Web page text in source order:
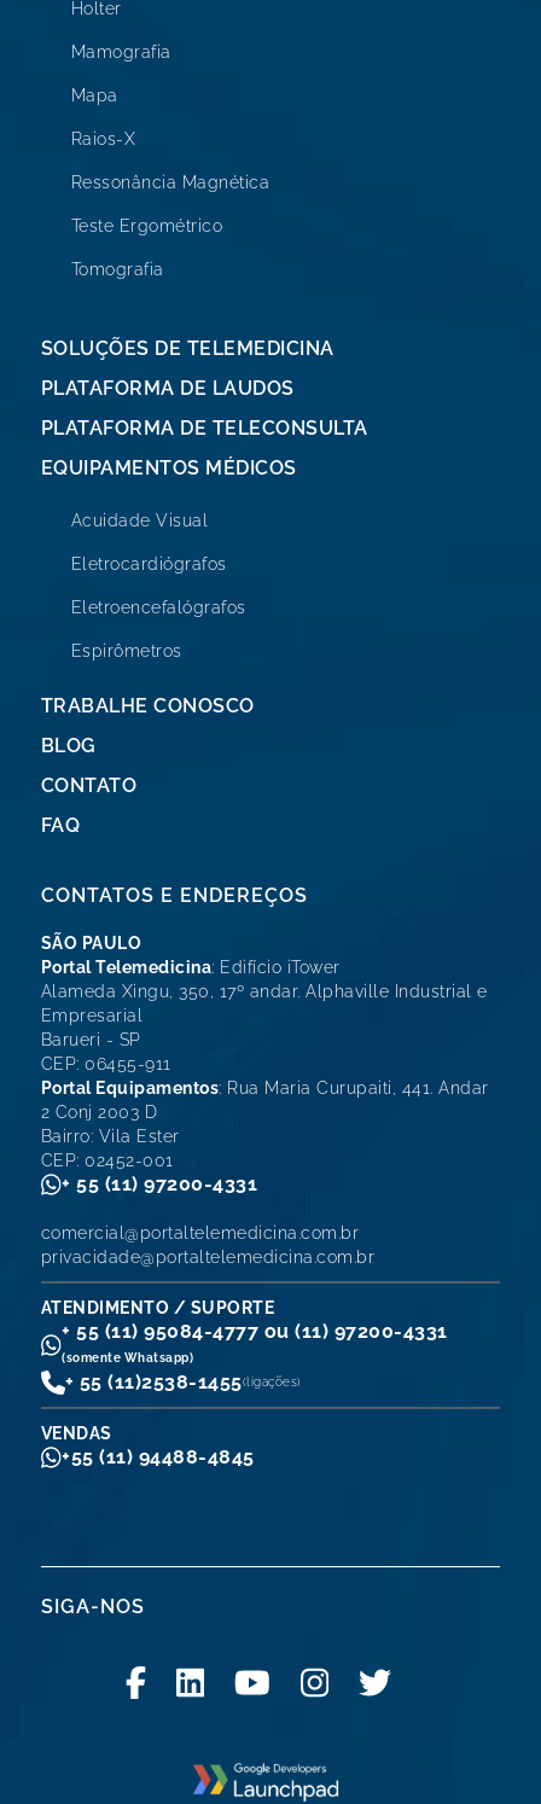
Holter
Mamografia
Mapa
Raios-X
Ressonância Magnética
Teste Ergométrico
Tomografia
SOLUÇÕES DE TELEMEDICINA
PLATAFORMA DE LAUDOS
PLATAFORMA DE TELECONSULTA
EQUIPAMENTOS MÉDICOS
Acuidade Visual
Eletrocardiógrafos
Eletroencefalógrafos
Espirômetros
TRABALHE CONOSCO
BLOG
CONTATO
FAQ
CONTATOS E ENDEREÇOS
SÃO PAULO
Portal Telemedicina: Edifício iTower
Alameda Xingu, 350, 17º andar. Alphaville Industrial e
Empresarial
Barueri - SP
CEP: 06455-911
Portal Equipamentos: Rua Maria Curupaiti, 441. Andar
2 Conj 2003 D
Bairro: Vila Ester
CEP: 02452-001
+ 55 (11) 97200-4331
comercial@portaltelemedicina.com.br
privacidade@portaltelemedicina.com.br
ATENDIMENTO / SUPORTE
+ 55 (11) 95084-4777 ou (11) 97200-4331
(somente Whatsapp)
+ 55 (11)2538-1455(ligações)
VENDAS
+55 (11) 94488-4845
SIGA-NOS